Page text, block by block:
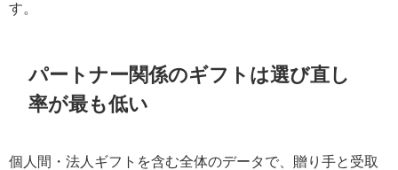
す。
パートナー関係のギフトは選び直し
率が最も低い
個人間・法人ギフトを含む全体のデータで、贈り手と受取